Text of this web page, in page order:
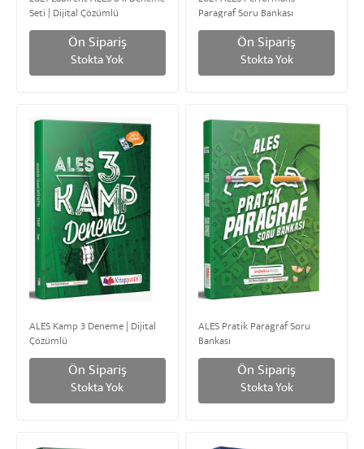
Seti | Dijital Çözümlü
Ön Sipariş
Stokta Yok
Paragraf Soru Bankası
Ön Sipariş
Stokta Yok
ALES Kamp 3 Deneme | Dijital
Çözümlü
Ön Sipariş
Stokta Yok
ALES Pratik Paragraf Soru
Bankası
Ön Sipariş
Stokta Yok